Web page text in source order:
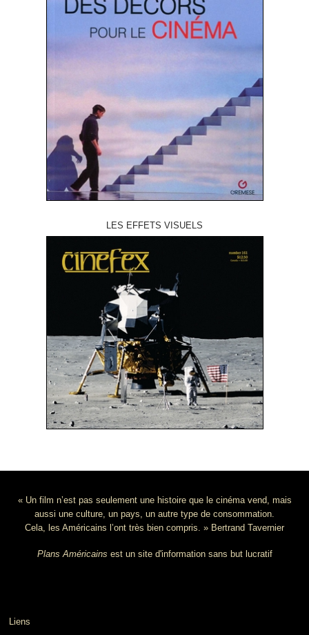
LES EFFETS VISUELS
« Un film n’est pas seulement une histoire que le cinéma vend, mais
aussi une culture, un pays, un autre type de consommation.
Cela, les Américains l’ont très bien compris. » Bertrand Tavernier
Plans Américains est un site d'information sans but lucratif
Liens